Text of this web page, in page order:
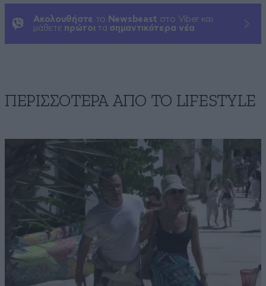
Ακολουθήστε το Newsbeast στο Viber και
μάθετε πρώτοι τα σημαντικότερα νέα
ΠΕΡΙΣΣΟΤΕΡΑ ΑΠΟ ΤΟ LIFESTYLE